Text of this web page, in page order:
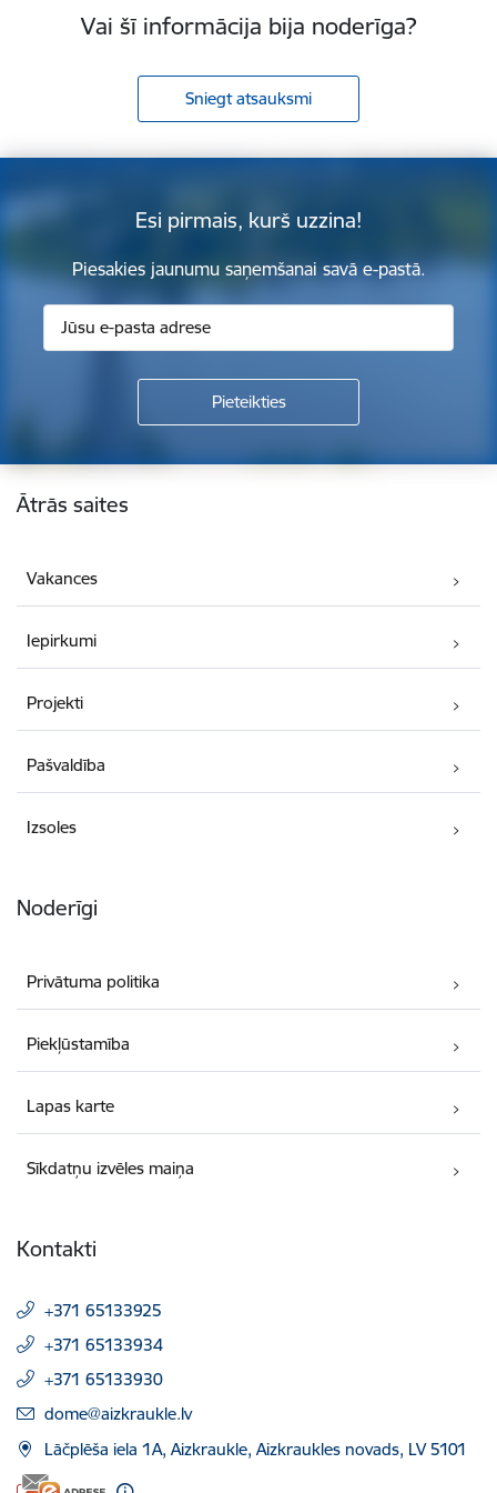
Vai šī informācija bija noderīga?
Sniegt atsauksmi
Esi pirmais, kurš uzzina!
Piesakies jaunumu saņemšanai savā e-pastā.
Kājene
Ātrās saites
Vakances
Iepirkumi
Projekti
Pašvaldība
Izsoles
Noderīgi
Privātuma politika
Piekļūstamība
Lapas karte
Sīkdatņu izvēles maiņa
Kontakti
+371 65133925
+371 65133934
+371 65133930
E-pasts:
dome@aizkraukle.lv
Lāčplēša iela 1A, Aizkraukle, Aizkraukles novads, LV 5101